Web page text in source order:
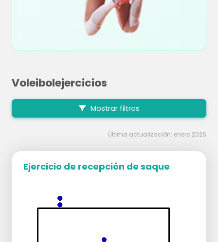
Voleibolejercicios
Mostrar filtros
Última actualización: enero 2026
Ejercicio de recepción de saque